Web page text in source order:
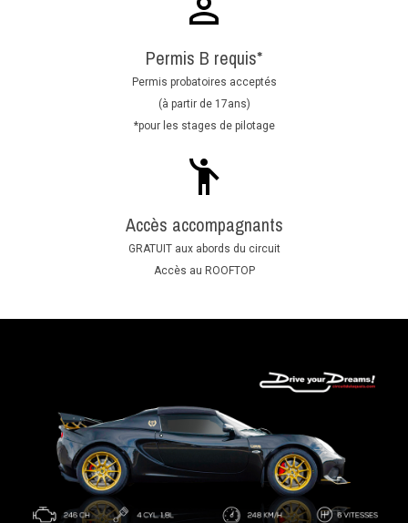
Permis B requis*
Permis probatoires acceptés
(à partir de 17ans)
*pour les stages de pilotage
Accès accompagnants
GRATUIT aux abords du circuit
Accès au ROOFTOP